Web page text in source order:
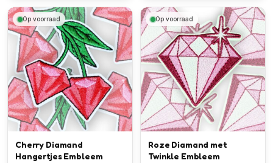
Op voorraad
Cherry Diamand
Hangertjes Embleem
Op voorraad
Roze Diamand met
Twinkle Embleem